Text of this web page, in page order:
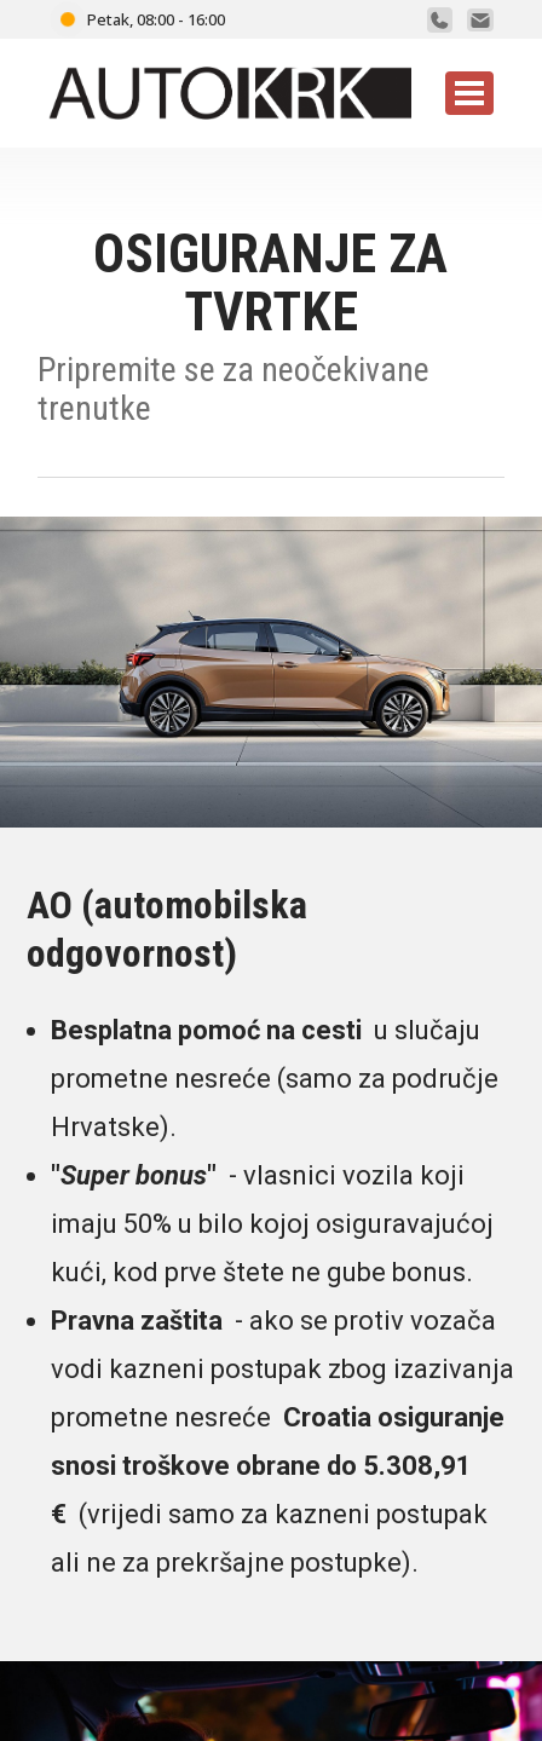
Petak, 08:00 - 16:00
OSIGURANJE ZA
TVRTKE
Pripremite se za neočekivane
trenutke
AO (automobilska
odgovornost)
Besplatna pomoć na cesti u slučaju
prometne nesreće (samo za područje
Hrvatske).
"Super bonus" - vlasnici vozila koji
imaju 50% u bilo kojoj osiguravajućoj
kući, kod prve štete ne gube bonus.
Pravna zaštita - ako se protiv vozača
vodi kazneni postupak zbog izazivanja
prometne nesreće Croatia osiguranje
snosi troškove obrane do 5.308,91
€ (vrijedi samo za kazneni postupak
ali ne za prekršajne postupke).